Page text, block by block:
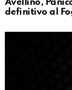
Avellino,
definitivo al